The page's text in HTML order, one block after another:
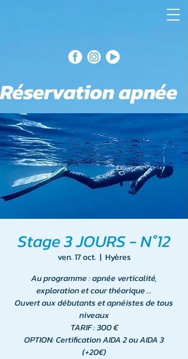
Réservation apnée
Stage 3 JOURS - N°12
ven. 17 oct.
  |
Hyères
Au programme : apnée verticalité,
exploration et cour théorique …
Ouvert aux débutants et apnéistes de tous
niveaux
TARIF : 300 €
OPTION: Certification AIDA 2 ou AIDA 3
(+20€)